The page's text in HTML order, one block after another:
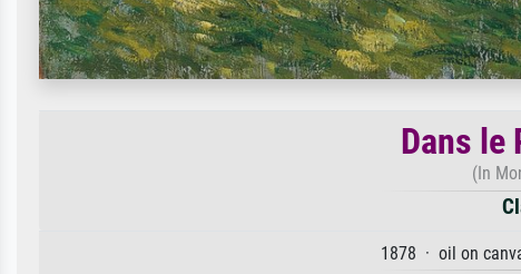
Dans le
(In
1878 · oil on